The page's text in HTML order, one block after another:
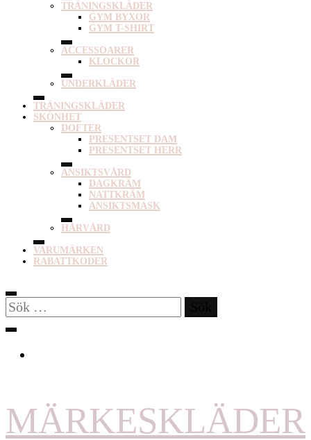
TRÄNINGSKLÄDER
GYM BYXOR
GYM T-SHIRT
ACCESSOARER
KLOCKOR
UNDERKLÄDER
TRÄNINGSKLÄDER
SKÖNHET
DOFTER
PRESENTSET DAM
PRESENTSET HERR
ANSIKTSVÅRD
DAGKRÄM
NATTKRÄM
ANSIKTSMASK
HÅRVÅRD
VARUMÄRKEN
RABATTKODER
Sök
efter:
MÄRKESKLÄDER